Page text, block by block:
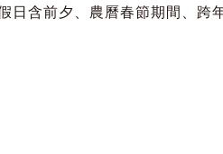
含前夕、農曆春節期間、跨